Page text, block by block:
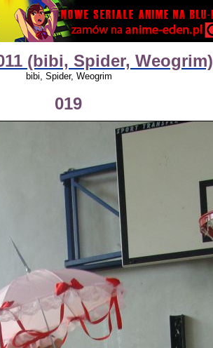
(bibi, Spider, Weogrim)
bibi, Spider, Weogrim
019